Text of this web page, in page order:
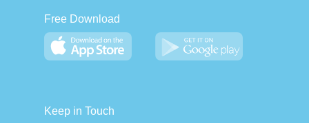
Free Download
Keep in Touch